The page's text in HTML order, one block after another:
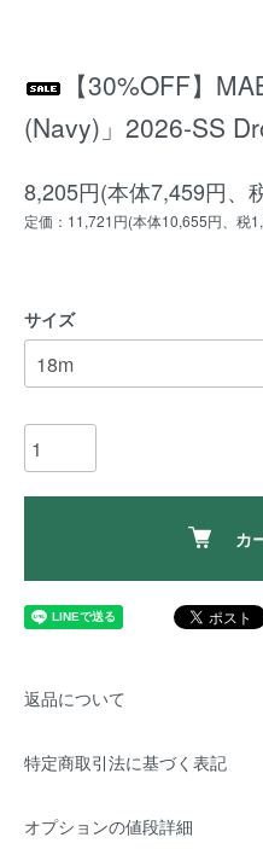
【30%OFF】
(Navy)」2026-SS
8,205円(本体7,459円、
定価：11,721円(本体10,655円、税
サイズ
カ
返品について
特定商取引法に基づく表記
オプションの値段詳細